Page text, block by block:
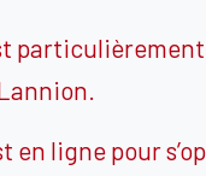
en ligne pour